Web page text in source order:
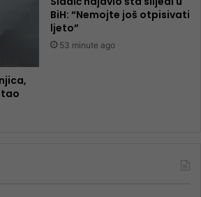
BiH: “Nemojte još otpisivati
ljeto”
53 minute ago